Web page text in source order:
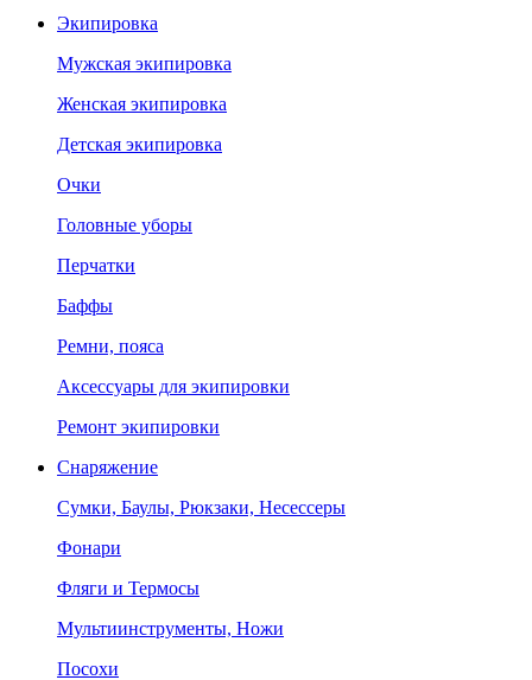
Экипировка
Мужская экипировка
Женская экипировка
Детская экипировка
Очки
Головные уборы
Перчатки
Баффы
Ремни, пояса
Аксессуары для экипировки
Ремонт экипировки
Снаряжение
Сумки, Баулы, Рюкзаки, Несессеры
Фонари
Фляги и Термосы
Мультиинструменты, Ножи
Посохи